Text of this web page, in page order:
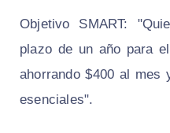
Objetivo SMART:
plazo de un año para
ahorrando $400 al mes
esenciales".